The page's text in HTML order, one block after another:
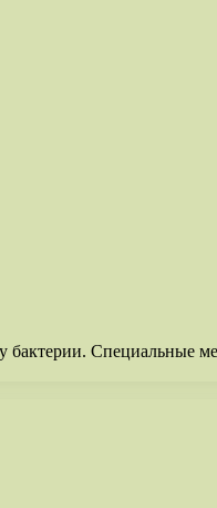
Специальные